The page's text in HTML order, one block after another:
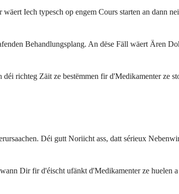
Iech typesch op engem Cours starten an dann
Behandlungsplang. An dëse Fäll wäert Ären
richteg Zäit ze bestëmmen fir d'Medikamenter ze
Déi gutt Noriicht ass, datt sérieux
Dir fir d'éischt ufänkt d'Medikamenter ze huelen